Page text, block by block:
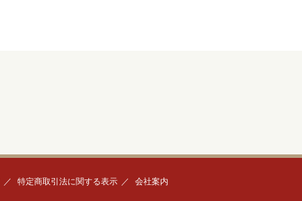
特定商取引法に関する表示 会社案内